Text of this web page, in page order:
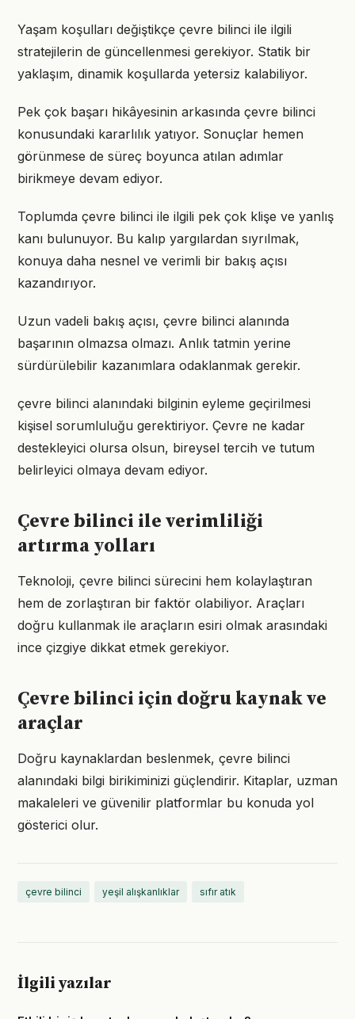
Yaşam koşulları değiştikçe çevre bilinci ile ilgili
stratejilerin de güncellenmesi gerekiyor. Statik bir
yaklaşım, dinamik koşullarda yetersiz kalabiliyor.
Pek çok başarı hikâyesinin arkasında çevre bilinci
konusundaki kararlılık yatıyor. Sonuçlar hemen
görünmese de süreç boyunca atılan adımlar
birikmeye devam ediyor.
Toplumda çevre bilinci ile ilgili pek çok klişe ve yanlış
kanı bulunuyor. Bu kalıp yargılardan sıyrılmak,
konuya daha nesnel ve verimli bir bakış açısı
kazandırıyor.
Uzun vadeli bakış açısı, çevre bilinci alanında
başarının olmazsa olmazı. Anlık tatmin yerine
sürdürülebilir kazanımlara odaklanmak gerekir.
çevre bilinci alanındaki bilginin eyleme geçirilmesi
kişisel sorumluluğu gerektiriyor. Çevre ne kadar
destekleyici olursa olsun, bireysel tercih ve tutum
belirleyici olmaya devam ediyor.
Çevre bilinci ile verimliliği
artırma yolları
Teknoloji, çevre bilinci sürecini hem kolaylaştıran
hem de zorlaştıran bir faktör olabiliyor. Araçları
doğru kullanmak ile araçların esiri olmak arasındaki
ince çizgiye dikkat etmek gerekiyor.
Çevre bilinci için doğru kaynak ve
araçlar
Doğru kaynaklardan beslenmek, çevre bilinci
alanındaki bilgi birikiminizi güçlendirir. Kitaplar, uzman
makaleleri ve güvenilir platformlar bu konuda yol
gösterici olur.
çevre bilinci yeşil alışkanlıklar sıfır atık
İlgili yazılar